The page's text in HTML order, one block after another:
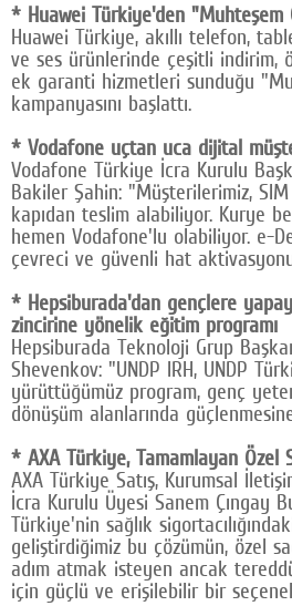
* Huawei Türkiye'den "Muhteşem
Huawei Türkiye, akıllı telefon,
ve ses ürünlerinde çeşitli indirim,
ek garanti hizmetleri sunduğu
kampanyasını başlattı.
* Vodafone uçtan uca dijital
Vodafone Türkiye İcra Kurulu
Bakiler Şahin: "Müşterilerimiz,
kapıdan teslim alabiliyor. Kurye
hemen Vodafone'lu olabiliyor. e-
çevreci ve güvenli hat
* Hepsiburada'dan gençlere
zincirine yönelik eğitim programı
Hepsiburada Teknoloji Grup
Shevenkov: "UNDP IRH, UNDP
yürüttüğümüz program, genç
dönüşüm alanlarında
* AXA Türkiye, Tamamlayan Özel
AXA Türkiye Satış, Kurumsal
İcra Kurulu Üyesi Sanem Çıngay
Türkiye'nin sağlık
geliştirdiğimiz bu çözümün, özel
adım atmak isteyen ancak
için güçlü ve erişilebilir bir